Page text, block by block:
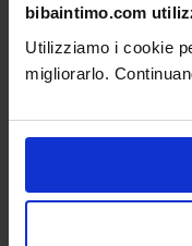
bibaintimo.com
Utilizziamo i cookie
migliorarlo.